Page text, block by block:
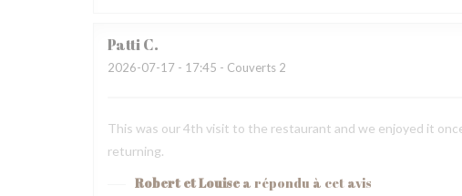
PattiC
2026-07-17 - 17:45 - Couverts 2
This was our 4th visit to the restaurant and we enjoyed it
returning.
Robert et Louise a répondu à cet avis